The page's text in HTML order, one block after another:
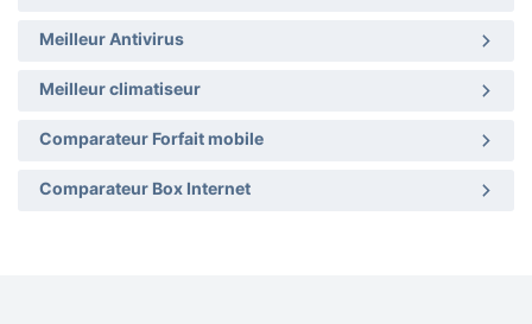
Meilleur Antivirus
Meilleur climatiseur
Comparateur Forfait mobile
Comparateur Box Internet